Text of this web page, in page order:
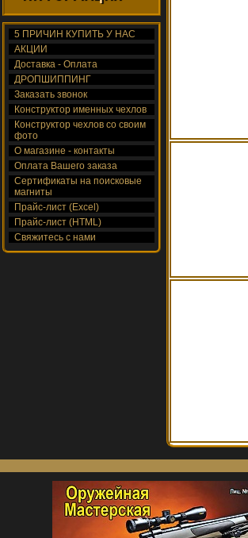
5 ПРИЧИН КУПИТЬ У НАС
АКЦИИ
Доставка - Оплата
ДРОПШИППИНГ
Заказать звонок
Конструктор именных чехлов
Конструктор чехлов со своим
фото
О магазине - контакты
Оплата Вашего заказа
Сертификаты на поисковые
магниты
Прайс-лист (Excel)
Прайс-лист (HTML)
Свяжитесь с нами